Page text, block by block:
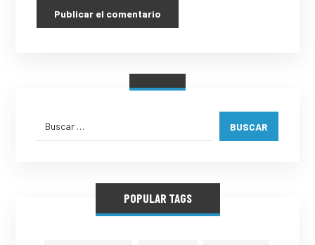
Publicar el comentario
BUSCAR
POPULAR TAGS